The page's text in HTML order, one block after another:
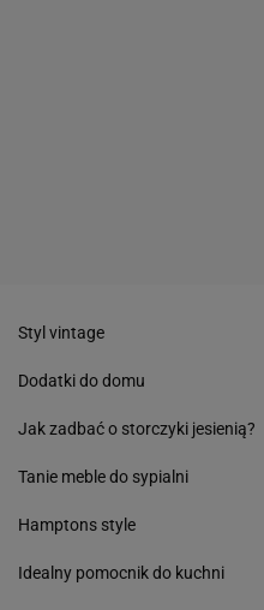
Styl vintage
Dodatki do domu
Jak zadbać o storczyki jesienią?
Tanie meble do sypialni
Hamptons style
Idealny pomocnik do kuchni